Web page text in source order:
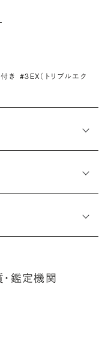
き
#3EX（トリプルエク
鑑定機関